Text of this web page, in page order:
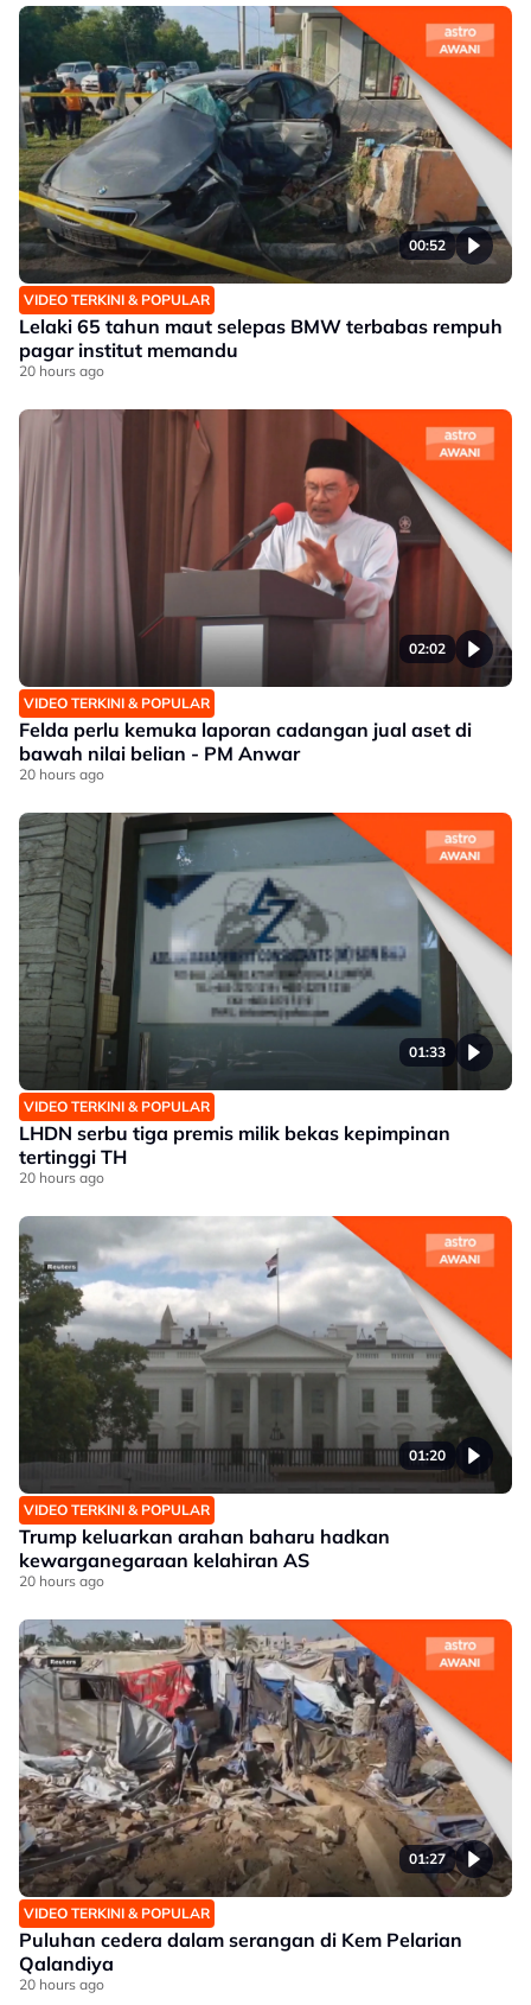
00:52
VIDEO TERKINI & POPULAR
Lelaki 65 tahun maut selepas BMW terbabas rempuh
pagar institut memandu
20 hours ago
02:02
VIDEO TERKINI & POPULAR
Felda perlu kemuka laporan cadangan jual aset di
bawah nilai belian - PM Anwar
20 hours ago
01:33
VIDEO TERKINI & POPULAR
LHDN serbu tiga premis milik bekas kepimpinan
tertinggi TH
20 hours ago
01:20
VIDEO TERKINI & POPULAR
Trump keluarkan arahan baharu hadkan
kewarganegaraan kelahiran AS
20 hours ago
01:27
VIDEO TERKINI & POPULAR
Puluhan cedera dalam serangan di Kem Pelarian
Qalandiya
20 hours ago